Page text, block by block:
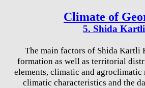
Climate of
5. Shida Kartli
The main factors of Shida Kartli
formation as well as territorial
elements, climatic and agroclimatic
climatic characteristics and the